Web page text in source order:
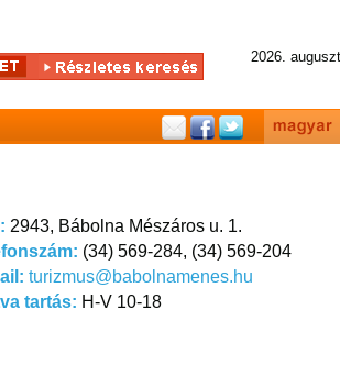
2026.
2943, Bábolna Mészáros u. 1.
(34) 569-284, (34) 569-204
turizmus@babolnamenes.hu
tartás: H-V 10-18